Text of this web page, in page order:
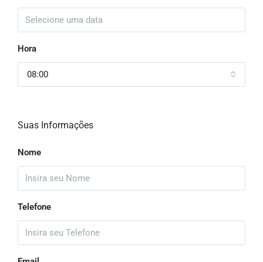
Hora
08:00
Suas Informações
Nome
Telefone